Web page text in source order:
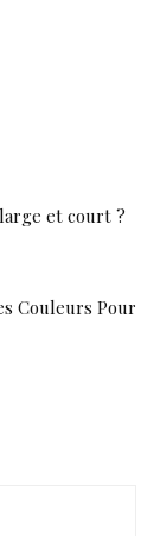
et court ?
Couleurs Pour